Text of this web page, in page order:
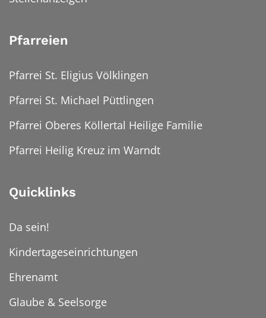
Pfarreien
Pfarrei St. Eligius Völklingen
Pfarrei St. Michael Püttlingen
Pfarrei Oberes Köllertal Heilige Familie
Pfarrei Heilig Kreuz im Warndt
Quicklinks
Da sein!
Kindertageseinrichtungen
Ehrenamt
Glaube & Seelsorge